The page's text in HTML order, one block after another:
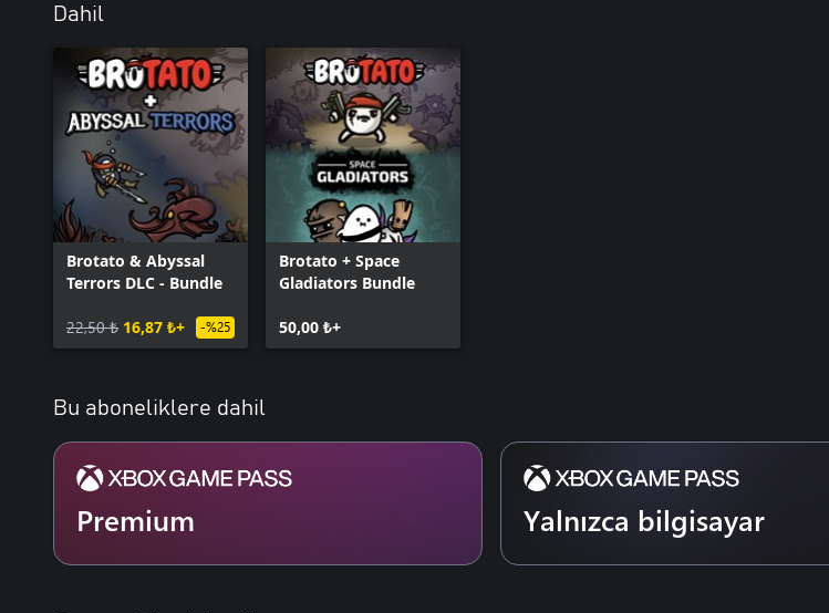
Dahil
Brotato & Abyssal
Terrors DLC - Bundle
22,50 ₺ 16,87 ₺+ -%25
Brotato + Space
Gladiators Bundle
50,00 ₺+
Bu aboneliklere dahil
Premium Yalnızca bilgisayar